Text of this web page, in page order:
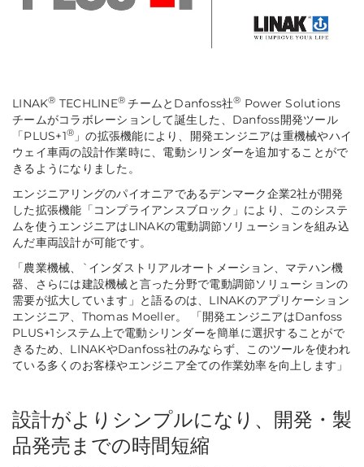
LINAK® TECHLINE® チームとDanfoss社® Power Solutions
チームがコラボレーションして誕生した、Danfoss開発ツール
「PLUS+1® 」の拡張機能により、開発エンジニアは重機械やハイ
ウェイ車両の設計作業時に、電動シリンダーを追加することがで
きるようになりました。
エンジニアリングのパイオニアであるデンマーク企業2社が開発
した拡張機能「コンプライアンスブロック」により、このシステ
ムを使うエンジニアはLINAKの電動調節ソリューションを組み込
んだ車両設計が可能です。
「農業機械、`インダストリアルオートメーション、マテハン機
器、さらには建設機械と言った分野で電動調節ソリューションの
需要が拡大しています」 と語るのは、LINAKのアプリケーション
エンジニア、Thomas Moeller。
「開発エンジニアはDanfoss
PLUS+1システム上で電動シリンダーを簡単に選択することがで
きるため、LINAKやDanfoss社のみならず、このツールを使われ
ている多くのお客様やエンジニア全ての作業効率を向上します」
設計がよりシンプルになり、開発・製
品発売までの時間短縮